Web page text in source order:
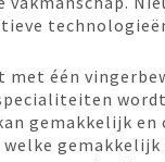
één
gemakkelijk
gemakkelijk